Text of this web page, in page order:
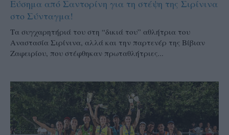
Εύσημα από Σαντορίνη για τη στέψη της Σιρίνινα
στο Σύνταγμα!
Τα συγχαρητήριά του στη “δικιά του” αθλήτρια του
Αναστασία Σιρίνινα, αλλά και την παρτενέρ της Βίβιαν
Ζαφειρίου, που στέφθηκαν πρωταθλήτριες...